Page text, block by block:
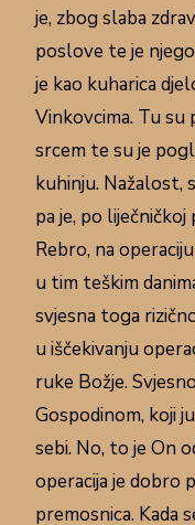
je, zbog slaba
poslove te je
je kao kuharica
Vinkovcima. Tu
srcem te su je
kuhinju. Nažalost,
pa je, po
Rebro, na
u tim teškim
svjesna toga
u iščekivanju
ruke Božje.
Gospodinom, koji
sebi. No, to je On
operacija je dobro
premosnica. Kada